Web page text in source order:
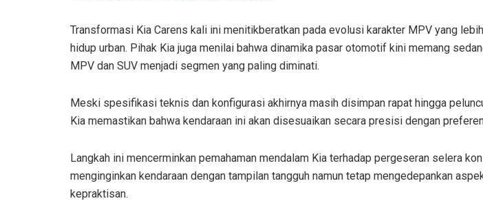
Transformasi Kia Carens kali ini menitikberatkan pada evolusi karakter MPV yang
hidup urban. Pihak Kia juga menilai bahwa dinamika pasar otomotif kini memang
MPV dan SUV menjadi segmen yang paling diminati.
Meski spesifikasi teknis dan konfigurasi akhirnya masih disimpan rapat hingga
Kia memastikan bahwa kendaraan ini akan disesuaikan secara presisi dengan
Langkah ini mencerminkan pemahaman mendalam Kia terhadap pergeseran selera
menginginkan kendaraan dengan tampilan tangguh namun tetap mengedepankan
kepraktisan.